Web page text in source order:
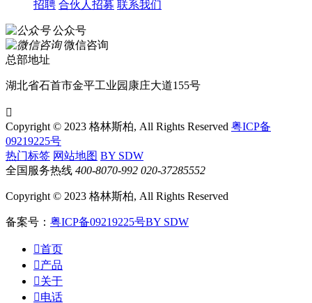
招聘 合伙人招募 联系我们
公众号
微信咨询
总部地址
湖北省石首市金平工业园康庄大道155号

Copyright © 2023 格林斯柏, All Rights Reserved 粤ICP备
09219225号
热门标签 网站地图 BY SDW
全国服务热线 400-8070-992 020-37285552
Copyright © 2023 格林斯柏, All Rights Reserved
备案号： 粤ICP备09219225号BY SDW
首页
产品
关于
电话